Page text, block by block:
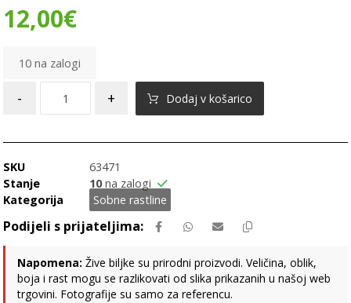
12,00€
10 na zalogi
- + Dodaj v košarico
SKU
63471
Stanje
10na zalogi
Kategorija
Sobne rastline
Napomena: Žive biljke su prirodni proizvodi. Veličina, oblik,
boja i rast mogu se razlikovati od slika prikazanih u našoj web
trgovini. Fotografije su samo za referencu.